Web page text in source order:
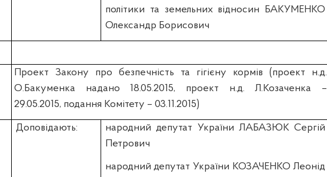
політики та земельних відносин БАКУМЕНКО
Олександр Борисович
Проект Закону про безпечність та гігієну кормів (проект н.д.
О.Бакуменка надано 18.05.2015, проект н.д. Л.Козаченка –
29.05.2015, подання Комітету – 03.11.2015)
Доповідають:
народний депутат України ЛАБАЗЮК Сергій
Петрович
народний депутат України КОЗАЧЕНКО Леонід